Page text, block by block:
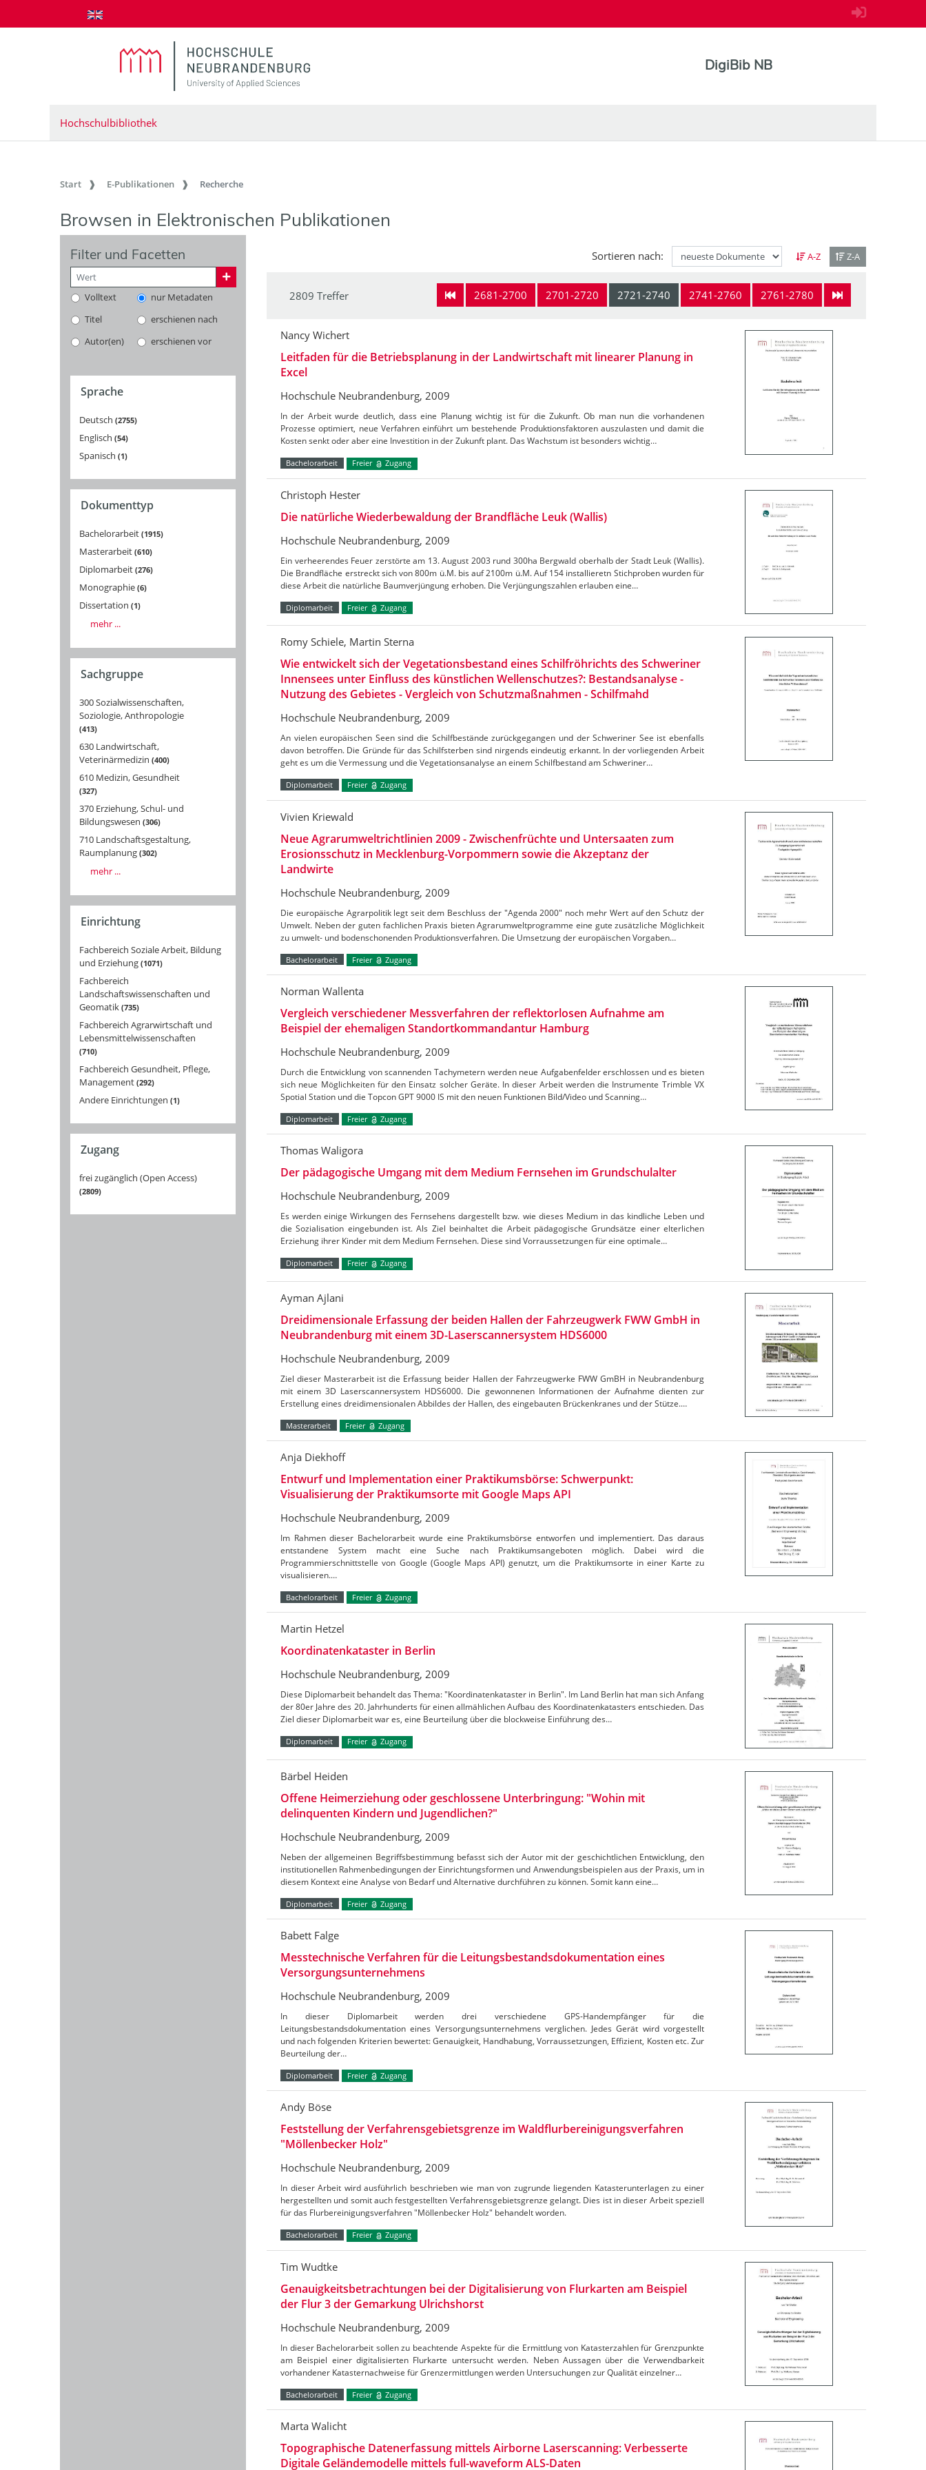
zum Inhalt springen
DigiBib NB
Hochschulbibliothek
Start E-Publikationen Recherche
Browsen in Elektronischen Publikationen
Filter und Facetten
Volltext
nur Metadaten
Titel
erschienen nach
Autor(en)
erschienen vor
Sprache
Deutsch 2755
Englisch 54
Spanisch 1
Dokumenttyp
Bachelorarbeit 1915
Masterarbeit 610
Diplomarbeit 276
Monographie 6
Dissertation 1
mehr ...
Sachgruppe
300 Sozialwissenschaften,
Soziologie, Anthropologie
413
630 Landwirtschaft,
Veterinärmedizin 400
610 Medizin, Gesundheit
327
370 Erziehung, Schul- und
Bildungswesen 306
710 Landschaftsgestaltung,
Raumplanung 302
mehr ...
Einrichtung
Fachbereich Soziale Arbeit, Bildung
und Erziehung 1071
Fachbereich
Landschaftswissenschaften und
Geomatik 735
Fachbereich Agrarwirtschaft und
Lebensmittelwissenschaften
710
Fachbereich Gesundheit, Pflege,
Management 292
Andere Einrichtungen 1
Zugang
frei zugänglich (Open Access)
2809
Sortieren nach: A-Z Z-A
2681-2700 2701-2720 2721-2740 2741-2760 2761-2780
2809 Treffer
Nancy Wichert
Leitfaden für die Betriebsplanung in der Landwirtschaft mit linearer Planung in
Excel
Hochschule Neubrandenburg, 2009
In der Arbeit wurde deutlich, dass eine Planung wichtig ist für die Zukunft. Ob man nun die vorhandenen
Prozesse optimiert, neue Verfahren einführt um bestehende Produktionsfaktoren auszulasten und damit die
Kosten senkt oder aber eine Investition in der Zukunft plant. Das Wachstum ist besonders wichtig…
Bachelorarbeit Freier Zugang
Christoph Hester
Die natürliche Wiederbewaldung der Brandfläche Leuk (Wallis)
Hochschule Neubrandenburg, 2009
Ein verheerendes Feuer zerstörte am 13. August 2003 rund 300ha Bergwald oberhalb der Stadt Leuk (Wallis).
Die Brandfläche erstreckt sich von 800m ü.M. bis auf 2100m ü.M. Auf 154 installieretn Stichproben wurden für
diese Arbeit die natürliche Baumverjüngung erhoben. Die Verjüngungszahlen erlauben eine…
Diplomarbeit Freier Zugang
Romy Schiele, Martin Sterna
Wie entwickelt sich der Vegetationsbestand eines Schilfröhrichts des Schweriner
Innensees unter Einfluss des künstlichen Wellenschutzes?: Bestandsanalyse -
Nutzung des Gebietes - Vergleich von Schutzmaßnahmen - Schilfmahd
Hochschule Neubrandenburg, 2009
An vielen europäischen Seen sind die Schilfbestände zurückgegangen und der Schweriner See ist ebenfalls
davon betroffen. Die Gründe für das Schilfsterben sind nirgends eindeutig erkannt. In der vorliegenden Arbeit
geht es um die Vermessung und die Vegetationsanalyse an einem Schilfbestand am Schweriner…
Diplomarbeit Freier Zugang
Vivien Kriewald
Neue Agrarumweltrichtlinien 2009 - Zwischenfrüchte und Untersaaten zum
Erosionsschutz in Mecklenburg-Vorpommern sowie die Akzeptanz der
Landwirte
Hochschule Neubrandenburg, 2009
Die europäische Agrarpolitik legt seit dem Beschluss der "Agenda 2000" noch mehr Wert auf den Schutz der
Umwelt. Neben der guten fachlichen Praxis bieten Agrarumweltprogramme eine gute zusätzliche Möglichkeit
zu umwelt- und bodenschonenden Produktionsverfahren. Die Umsetzung der europäischen Vorgaben…
Bachelorarbeit Freier Zugang
Norman Wallenta
Vergleich verschiedener Messverfahren der reflektorlosen Aufnahme am
Beispiel der ehemaligen Standortkommandantur Hamburg
Hochschule Neubrandenburg, 2009
Durch die Entwicklung von scannenden Tachymetern werden neue Aufgabenfelder erschlossen und es bieten
sich neue Möglichkeiten für den Einsatz solcher Geräte. In dieser Arbeit werden die Instrumente Trimble VX
Spotial Station und die Topcon GPT 9000 IS mit den neuen Funktionen Bild/Video und Scanning…
Diplomarbeit Freier Zugang
Thomas Waligora
Der pädagogische Umgang mit dem Medium Fernsehen im Grundschulalter
Hochschule Neubrandenburg, 2009
Es werden einige Wirkungen des Fernsehens dargestellt bzw. wie dieses Medium in das kindliche Leben und
die Sozialisation eingebunden ist. Als Ziel beinhaltet die Arbeit pädagogische Grundsätze einer elterlichen
Erziehung ihrer Kinder mit dem Medium Fernsehen. Diese sind Vorraussetzungen für eine optimale…
Diplomarbeit Freier Zugang
Ayman Ajlani
Dreidimensionale Erfassung der beiden Hallen der Fahrzeugwerk FWW GmbH in
Neubrandenburg mit einem 3D-Laserscannersystem HDS6000
Hochschule Neubrandenburg, 2009
Ziel dieser Masterarbeit ist die Erfassung beider Hallen der Fahrzeugwerke FWW GmBH in Neubrandenburg
mit einem 3D Laserscannersystem HDS6000. Die gewonnenen Informationen der Aufnahme dienten zur
Erstellung eines dreidimensionalen Abbildes der Hallen, des eingebauten Brückenkranes und der Stütze.…
Masterarbeit Freier Zugang
Anja Diekhoff
Entwurf und Implementation einer Praktikumsbörse: Schwerpunkt:
Visualisierung der Praktikumsorte mit Google Maps API
Hochschule Neubrandenburg, 2009
Im Rahmen dieser Bachelorarbeit wurde eine Praktikumsbörse entworfen und implementiert. Das daraus
entstandene System macht eine Suche nach Praktikumsangeboten möglich. Dabei wird die
Programmierschnittstelle von Google (Google Maps API) genutzt, um die Praktikumsorte in einer Karte zu
visualisieren.…
Bachelorarbeit Freier Zugang
Martin Hetzel
Koordinatenkataster in Berlin
Hochschule Neubrandenburg, 2009
Diese Diplomarbeit behandelt das Thema: "Koordinatenkataster in Berlin". Im Land Berlin hat man sich Anfang
der 80er Jahre des 20. Jahrhunderts für einen allmählichen Aufbau des Koordinatenkatasters entschieden. Das
Ziel dieser Diplomarbeit war es, eine Beurteilung über die blockweise Einführung des…
Diplomarbeit Freier Zugang
Bärbel Heiden
Offene Heimerziehung oder geschlossene Unterbringung: "Wohin mit
delinquenten Kindern und Jugendlichen?"
Hochschule Neubrandenburg, 2009
Neben der allgemeinen Begriffsbestimmung befasst sich der Autor mit der geschichtlichen Entwicklung, den
institutionellen Rahmenbedingungen der Einrichtungsformen und Anwendungsbeispielen aus der Praxis, um in
diesem Kontext eine Analyse von Bedarf und Alternative durchführen zu können. Somit kann eine…
Diplomarbeit Freier Zugang
Babett Falge
Messtechnische Verfahren für die Leitungsbestandsdokumentation eines
Versorgungsunternehmens
Hochschule Neubrandenburg, 2009
In dieser Diplomarbeit werden drei verschiedene GPS-Handempfänger für die
Leitungsbestandsdokumentation eines Versorgungsunternehmens verglichen. Jedes Gerät wird vorgestellt
und nach folgenden Kriterien bewertet: Genauigkeit, Handhabung, Vorraussetzungen, Effizient, Kosten etc. Zur
Beurteilung der…
Diplomarbeit Freier Zugang
Andy Böse
Feststellung der Verfahrensgebietsgrenze im Waldflurbereinigungsverfahren
"Möllenbecker Holz"
Hochschule Neubrandenburg, 2009
In dieser Arbeit wird ausführlich beschrieben wie man von zugrunde liegenden Katasterunterlagen zu einer
hergestellten und somit auch festgestellten Verfahrensgebietsgrenze gelangt. Dies ist in dieser Arbeit speziell
für das Flurbereinigungsverfahren "Möllenbecker Holz" behandelt worden.
Bachelorarbeit Freier Zugang
Tim Wudtke
Genauigkeitsbetrachtungen bei der Digitalisierung von Flurkarten am Beispiel
der Flur 3 der Gemarkung Ulrichshorst
Hochschule Neubrandenburg, 2009
In dieser Bachelorarbeit sollen zu beachtende Aspekte für die Ermittlung von Katasterzahlen für Grenzpunkte
am Beispiel einer digitalisierten Flurkarte untersucht werden. Neben Aussagen über die Verwendbarkeit
vorhandener Katasternachweise für Grenzermittlungen werden Untersuchungen zur Qualität einzelner…
Bachelorarbeit Freier Zugang
Marta Walicht
Topographische Datenerfassung mittels Airborne Laserscanning: Verbesserte
Digitale Geländemodelle mittels full-waveform ALS-Daten